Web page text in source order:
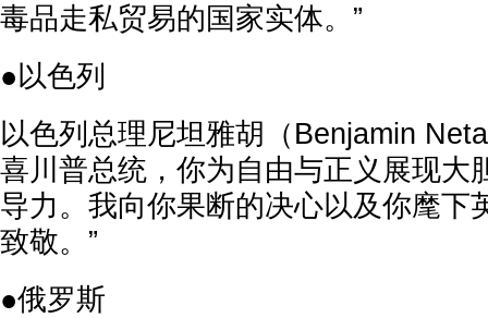
毒品走私贸易的国家实体。”
●以色列
以色列总理尼坦雅胡（Benjamin
喜川普总统，你为自由与正义展现大
导力。我向你果断的决心以及你麾下
致敬。”
●俄罗斯